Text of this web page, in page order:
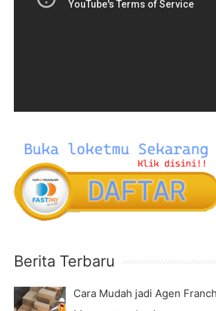
Berita Terbaru
Cara Mudah jadi Agen